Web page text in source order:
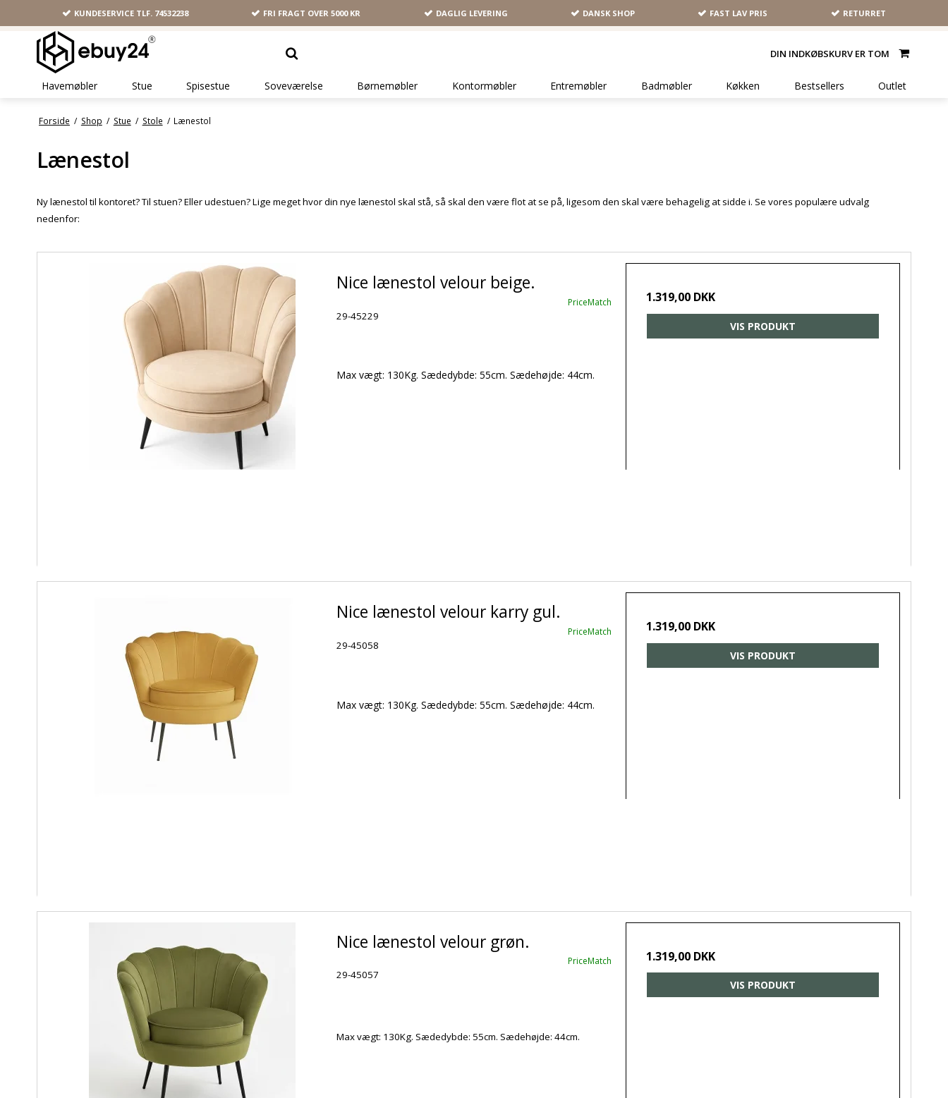
KUNDESERVICE TLF. 74532238 FRI FRAGT OVER 5000 KR DAGLIG LEVERING DANSK SHOP FAST LAV PRIS RETURRET
DIN INDKØBSKURV ER TOM
Havemøbler Stue Spisestue Soveværelse Børnemøbler Kontormøbler Entremøbler Badmøbler Køkken Bestsellers Outlet
Forside / Shop / Stue / Stole / Lænestol
Lænestol
Ny lænestol til kontoret? Til stuen? Eller udestuen? Lige meget hvor din nye lænestol skal stå, så skal den være flot at se på, ligesom den skal være behagelig at sidde i. Se vores populære udvalg
nedenfor:
Nice lænestol velour beige.
PriceMatch
29-45229
Max vægt: 130Kg. Sædedybde: 55cm. Sædehøjde: 44cm.
1.319,00 DKK
VIS PRODUKT
Nice lænestol velour karry gul.
PriceMatch
29-45058
Max vægt: 130Kg. Sædedybde: 55cm. Sædehøjde: 44cm.
1.319,00 DKK
VIS PRODUKT
Nice lænestol velour grøn.
PriceMatch
29-45057
Max vægt: 130Kg. Sædedybde: 55cm. Sædehøjde: 44cm.
1.319,00 DKK
VIS PRODUKT